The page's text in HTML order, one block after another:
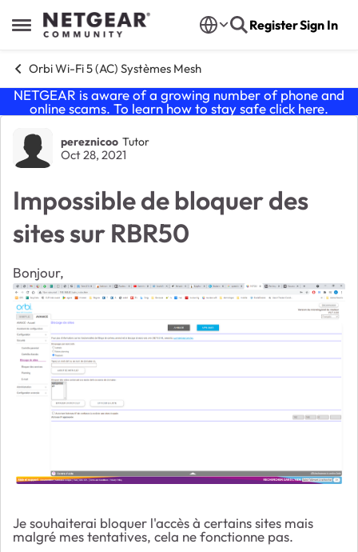
Open Side Menu
Skip to content RegisterSign In
Orbi Wi-Fi 5 (AC) Systèmes Mesh
NETGEAR is aware of a growing number of phone and
online scams. To learn how to stay safe click here.
Forum Discussion
pereznicoo Tutor
Oct 28, 2021
Impossible de bloquer des
sites sur RBR50
Bonjour,
Je souhaiterai bloquer l'accès à certains sites mais
malgré mes tentatives, cela ne fonctionne pas.